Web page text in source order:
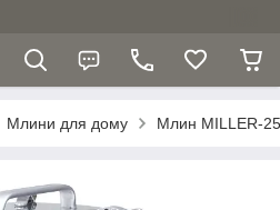
Млини для дому Млин MILLER-